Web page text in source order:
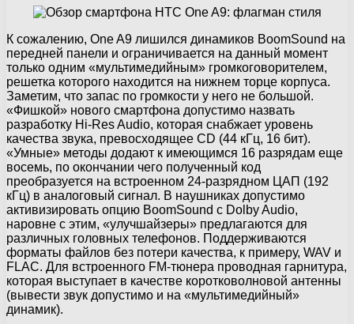
К сожалению, One A9 лишился динамиков BoomSound на
передней панели и ограничивается на данный момент
только одним «мультимедийным» громкоговорителем,
решетка которого находится на нижнем торце корпуса.
Заметим, что запас по громкости у него не большой.
«Фишкой» нового смартфона допустимо назвать
разработку Hi-Res Audio, которая снабжает уровень
качества звука, превосходящее CD (44 кГц, 16 бит).
«Умные» методы додают к имеющимся 16 разрядам еще
восемь, по окончании чего полученный код
преобразуется на встроенном 24-разрядном ЦАП (192
кГц) в аналоговый сигнал. В наушниках допустимо
активизировать опцию BoomSound c Dolby Audio,
наровне с этим, «улучшайзеры» предлагаются для
различных головных телефонов. Поддерживаются
форматы файлов без потери качества, к примеру, WAV и
FLAC. Для встроенного FM-тюнера проводная гарнитура,
которая выступает в качестве коротковолновой антенны
(вывести звук допустимо и на «мультимедийный»
динамик).